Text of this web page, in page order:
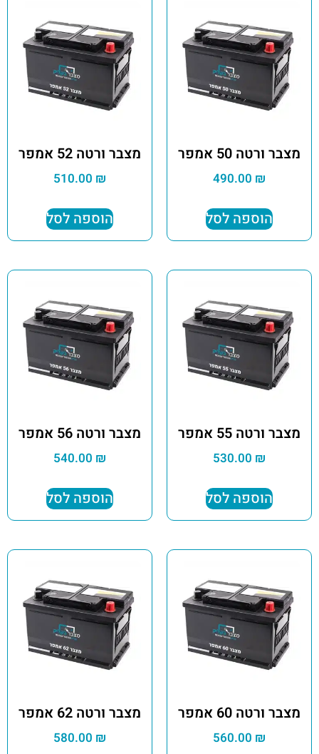
מצבר ורטה 50 אמפר
490.00 ₪
הוספה לסל
מצבר ורטה 52 אמפר
510.00 ₪
הוספה לסל
מצבר ורטה 55 אמפר
530.00 ₪
הוספה לסל
מצבר ורטה 56 אמפר
540.00 ₪
הוספה לסל
מצבר ורטה 60 אמפר
560.00 ₪
מצבר ורטה 62 אמפר
580.00 ₪